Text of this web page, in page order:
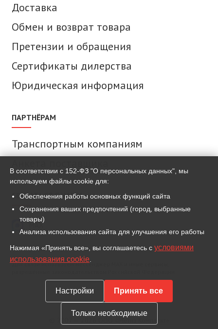
Доставка
Обмен и возврат товара
Претензии и обращения
Сертификаты дилерства
Юридическая информация
ПАРТНЁРАМ
Транспортным компаниям
СВЯЗАТЬСЯ С НАМИ
MAX
ВКонтакте
Для связи используем мессенджер MAX и иные сервисы,
© 2007 — 2026 ООО «Метиз Комплект»
В соответствии с 152-ФЗ "О персональных данных", мы
используем файлы cookie для:
Обеспечения работы основных функций сайта
Сохранения ваших предпочтений (город, выбранные
товары)
Анализа использования сайта для улучшения его работы
Нажимая «Принять все», вы соглашаетесь с условиями
использования cookie
Настройки Принять все
Только необходимые